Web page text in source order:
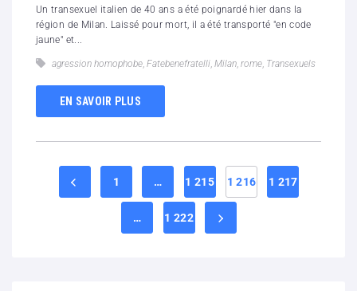
Un transexuel italien de 40 ans a été poignardé hier dans la
région de Milan. Laissé pour mort, il a été transporté "en code
jaune" et...
agression homophobe, Fatebenefratelli, Milan, rome, Transexuels
EN SAVOIR PLUS
1 … 1 215 1 216 1 217
… 1 222